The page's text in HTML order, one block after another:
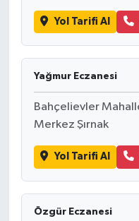
Yol Tarifi Al
Yağmur Eczanesi
Bahçelievler
Merkez Şırnak
Yol Tarifi Al
Özgür Eczanesi